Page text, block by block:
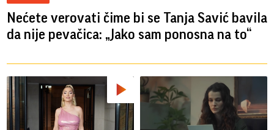
Nećete verovati čime bi se Tanja Savić bavila
da nije pevačica: „Jako sam ponosna na to“